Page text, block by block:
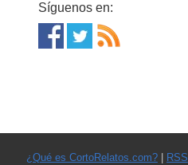
Síguenos en:
¿Qué es CortoRelatos.com?| RSS